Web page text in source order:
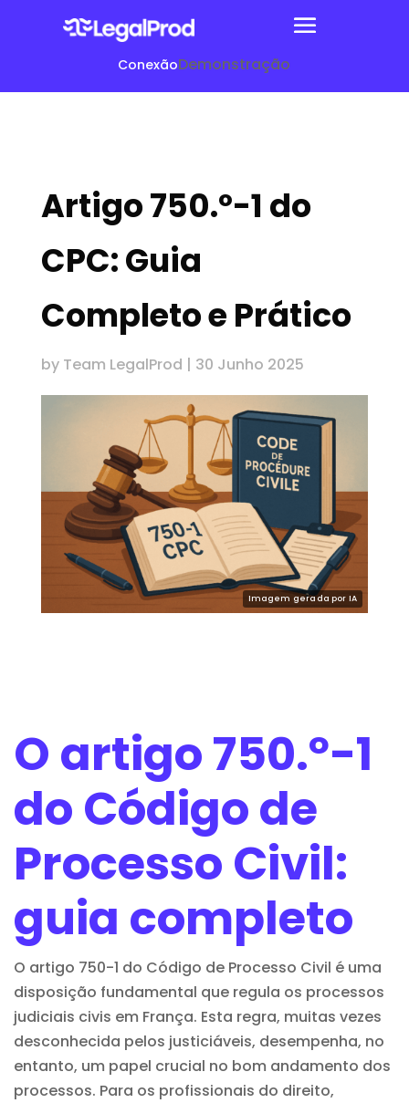
ConexãoDemonstração
Artigo 750.º-1 do
CPC: Guia
Completo e Prático
by Team LegalProd | 30 Junho 2025
O artigo 750.º-1
do Código de
Processo Civil:
guia completo
O artigo 750-1 do Código de Processo Civil é uma
disposição fundamental que regula os processos
judiciais civis em França. Esta regra, muitas vezes
desconhecida pelos justiciáveis, desempenha, no
entanto, um papel crucial no bom andamento dos
processos. Para os profissionais do direito,